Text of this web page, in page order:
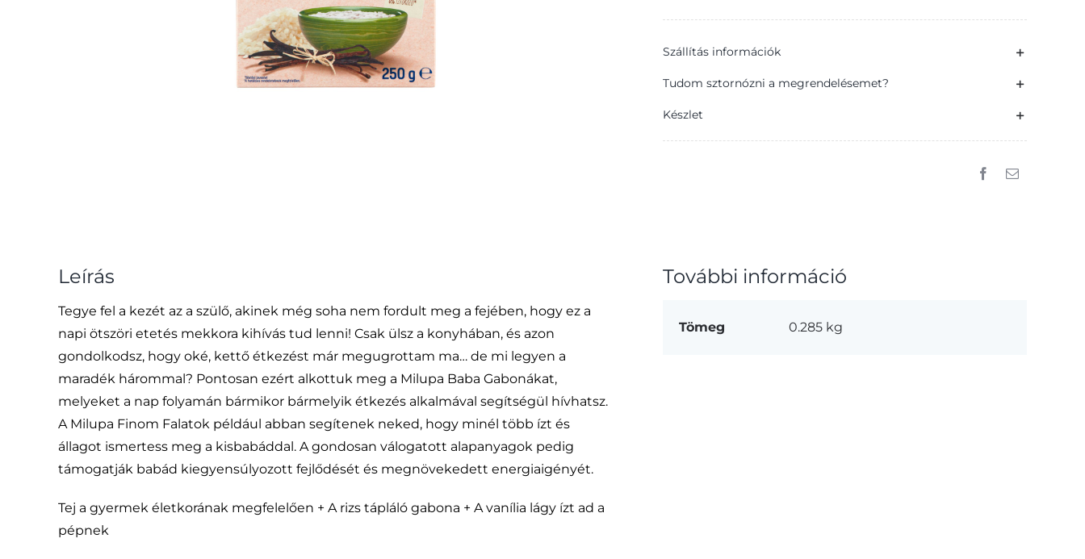
Szállítás információk
Tudom sztornózni a megrendelésemet?
Készlet
Leírás
Tegye fel a kezét az a szülő, akinek még soha nem fordult meg a fejében, hogy ez a
napi ötszöri etetés mekkora kihívás tud lenni! Csak ülsz a konyhában, és azon
gondolkodsz, hogy oké, kettő étkezést már megugrottam ma… de mi legyen a
maradék hárommal? Pontosan ezért alkottuk meg a Milupa Baba Gabonákat,
melyeket a nap folyamán bármikor bármelyik étkezés alkalmával segítségül hívhatsz.
A Milupa Finom Falatok például abban segítenek neked, hogy minél több ízt és
állagot ismertess meg a kisbabáddal. A gondosan válogatott alapanyagok pedig
támogatják babád kiegyensúlyozott fejlődését és megnövekedett energiaigényét.
Tej a gyermek életkorának megfelelően + A rizs tápláló gabona + A vanília lágy ízt ad a
pépnek
További információ
Tömeg 0.285 kg